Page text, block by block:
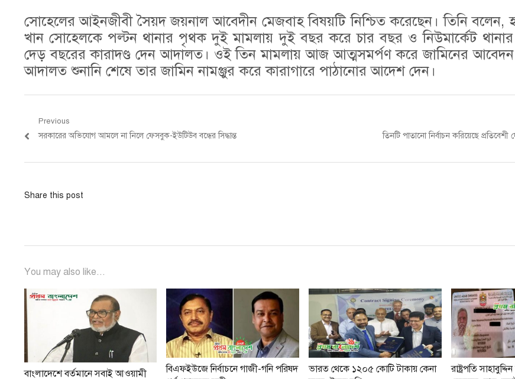
সোহেলের আইনজীবী সৈয়দ জয়নাল আবেদীন মেজবাহ বিষয়টি নিশ্চিত করেছেন। তিনি বলেন,
খান সোহেলকে পল্টন থানার পৃথক দুই মামলায় দুই বছর করে চার বছর ও নিউমার্কেট
দেড় বছরের কারাদণ্ড দেন আদালত। ওই তিন মামলায় আজ আত্মসমর্পণ করে জামিনের আবেদন
আদালত শুনানি শেষে তার জামিন নামঞ্জুর করে কারাগারে পাঠানোর আদেশ দেন।
Post
navigation
Previous
Previous
সরকারের অভিযোগ আমলে না নিলে ফেসবুক-ইউটিউব বন্ধের সিদ্ধান্ত
Next
তিনটি পাতানো নির্বাচন করিয়েছে
Share this post
You may also like...
বাংলাদেশে বর্তমানে সবাই আওয়ামী
বিএফইউজে নির্বাচনে গাজী-গনি পরিষদ
ভারত থেকে ১২০৫ কোটি টাকায় কেনা
রাষ্ট্রপতি